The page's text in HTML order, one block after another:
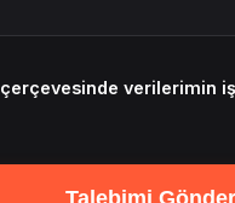
çerçevesinde verilerimin
Talebimi Gönder